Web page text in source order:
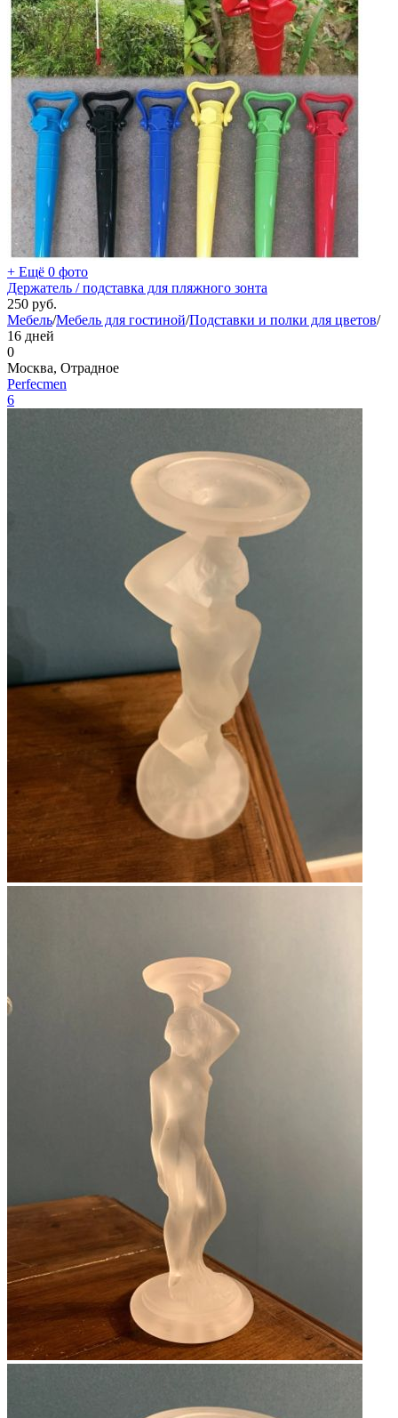
+ Ещё 0 фото
Держатель / подставка для пляжного зонта
250 руб.
Мебель/Мебель для гостиной/Подставки и полки для цветов/
16 дней
0
Москва, Отрадное
Perfecmen
6